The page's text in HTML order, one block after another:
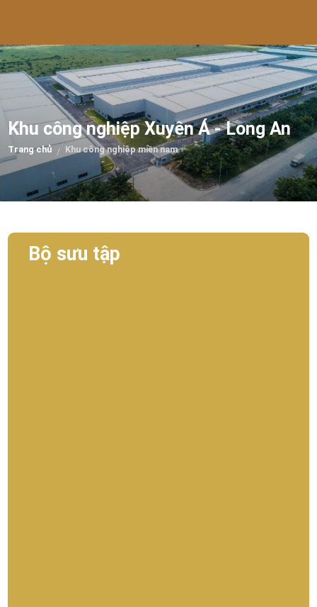
Khu công nghiệp Xuyên Á - Long An
Trang chủ / Khu công nghiệp miền nam
Bộ sưu tập